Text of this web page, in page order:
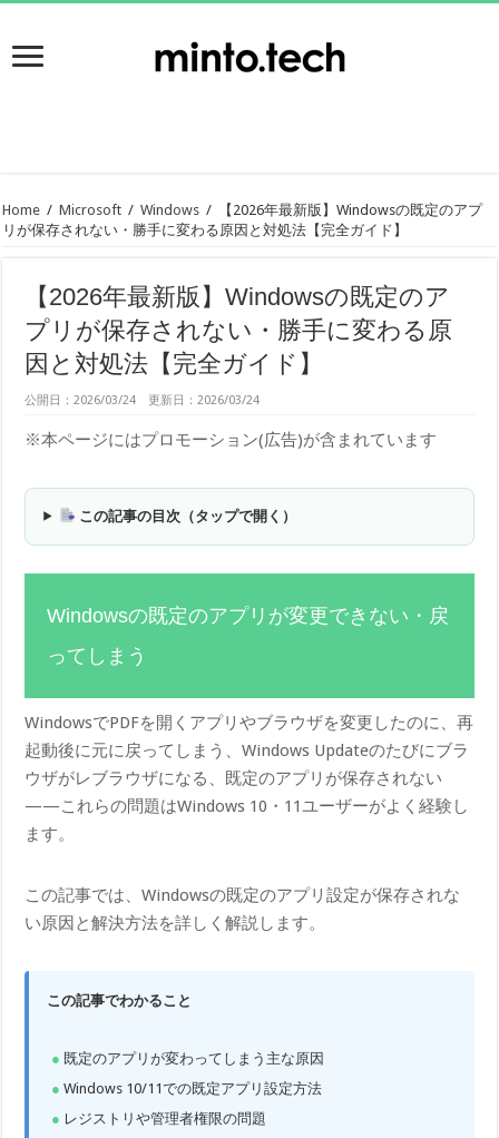
Home / Microsoft / Windows /
【2026年最新版】Windowsの既定のアプ
リが保存されない・勝手に変わる原因と対処法【完全ガイド】
【2026年最新版】Windowsの既定のア
プリが保存されない・勝手に変わる原
因と対処法【完全ガイド】
公開日：2026/03/24 更新日：2026/03/24
※本ページにはプロモーション(広告)が含まれています
この記事の目次（タップで開く）
Windowsの既定のアプリが変更できない・戻
ってしまう
WindowsでPDFを開くアプリやブラウザを変更したのに、再
起動後に元に戻ってしまう、Windows Updateのたびにブラ
ウザがレブラウザになる、既定のアプリが保存されない
——これらの問題はWindows 10・11ユーザーがよく経験し
ます。
この記事では、Windowsの既定のアプリ設定が保存されな
い原因と解決方法を詳しく解説します。
この記事でわかること
既定のアプリが変わってしまう主な原因
Windows 10/11での既定アプリ設定方法
レジストリや管理者権限の問題